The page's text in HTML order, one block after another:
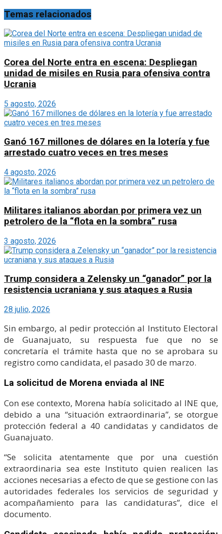
Temas relacionados
Corea del Norte entra en escena: Despliegan
unidad de misiles en Rusia para ofensiva contra
Ucrania
5 agosto, 2026
Ganó 167 millones de dólares en la lotería y fue
arrestado cuatro veces en tres meses
4 agosto, 2026
Militares italianos abordan por primera vez un
petrolero de la “flota en la sombra” rusa
3 agosto, 2026
Trump considera a Zelensky un “ganador” por la
resistencia ucraniana y sus ataques a Rusia
28 julio, 2026
Sin embargo, al pedir protección al Instituto Electoral
de Guanajuato, su respuesta fue que no se
concretaría el trámite hasta que no se aprobara su
registro como candidata, el pasado 30 de marzo.
La solicitud de Morena enviada al INE
Con ese contexto, Morena había solicitado al INE que,
debido a una “situación extraordinaria”, se otorgue
protección federal a 40 candidatas y candidatos de
Guanajuato.
“Se solicita atentamente que por una cuestión
extraordinaria sea este Instituto quien realicen las
acciones necesarias a efecto de que se gestione con las
autoridades federales los servicios de seguridad y
acompañamiento para las candidaturas”, dice el
documento.